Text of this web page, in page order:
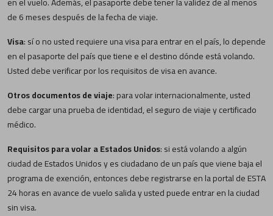
de 6 meses después de la fecha de viaje.
Visa: sí o no usted requiere una visa para entrar en el país, lo depende
en el pasaporte del país que tiene e el destino dónde está volando.
Usted debe verificar por los requisitos de visa en avance.
Otros documentos de viaje: para volar internacionalmente, usted
debe cargar una prueba de identidad, el seguro de viaje y certificado
médico.
Requisitos para volar a Estados Unidos: si está volando a algún
ciudad de Estados Unidos y es ciudadano de un país que viene baja el
programa de exención, entonces debe registrarse en la portal de ESTA
24 horas en avance de vuelo salida y usted puede entrar en la ciudad
sin visa.